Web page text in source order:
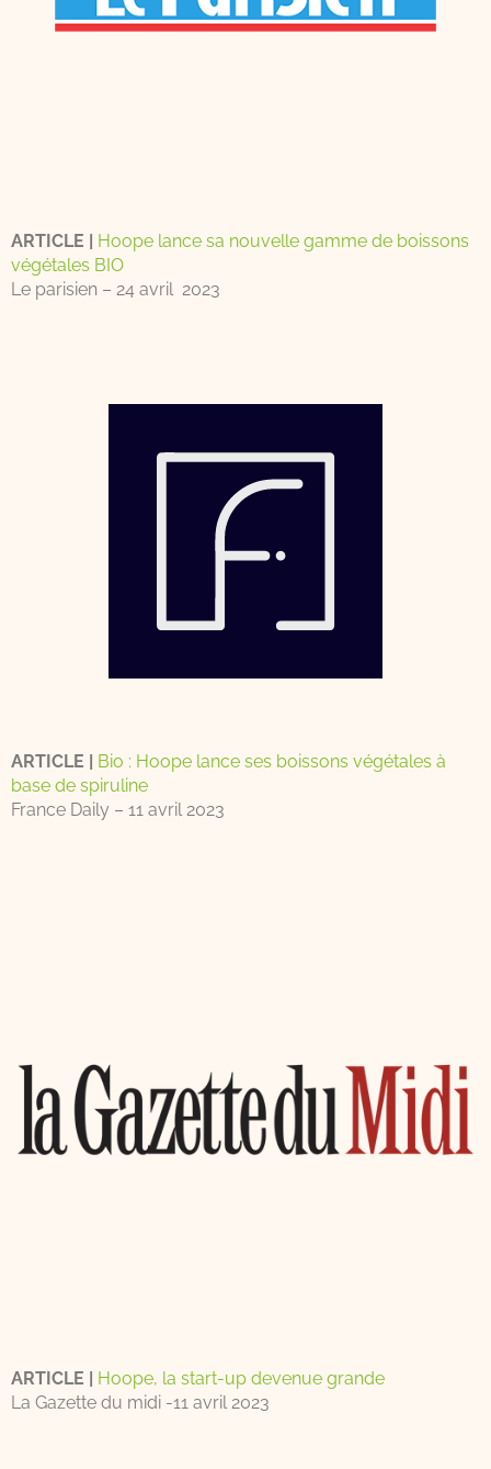
ARTICLE | Hoope lance sa nouvelle gamme de boissons
végétales BIO
Le parisien – 24 avril 2023
ARTICLE | Bio : Hoope lance ses boissons végétales à
base de spiruline
France Daily – 11 avril 2023
ARTICLE | Hoope, la start-up devenue grande
La Gazette du midi -11 avril 2023